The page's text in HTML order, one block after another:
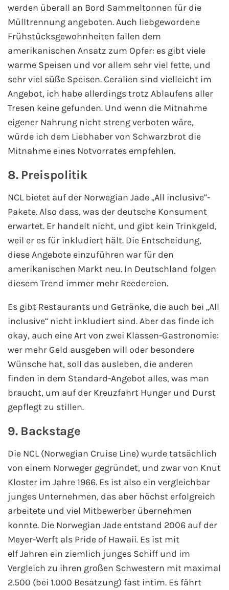
werden überall an Bord Sammeltonnen für die
Mülltrennung angeboten. Auch liebgewordene
Frühstücksgewohnheiten fallen dem
amerikanischen Ansatz zum Opfer: es gibt viele
warme Speisen und vor allem sehr viel fette, und
sehr viel süße Speisen. Ceralien sind vielleicht im
Angebot, ich habe allerdings trotz Ablaufens aller
Tresen keine gefunden. Und wenn die Mitnahme
eigener Nahrung nicht streng verboten wäre,
würde ich dem Liebhaber von Schwarzbrot die
Mitnahme eines Notvorrates empfehlen.
8. Preispolitik
NCL bietet auf der Norwegian Jade „All inclusive“-
Pakete. Also dass, was der deutsche Konsument
erwartet. Er handelt nicht, und gibt kein Trinkgeld,
weil er es für inkludiert hält. Die Entscheidung,
diese Angebote einzuführen war für den
amerikanischen Markt neu. In Deutschland folgen
diesem Trend immer mehr Reedereien.
Es gibt Restaurants und Getränke, die auch bei „All
inclusive“ nicht inkludiert sind. Aber das finde ich
okay, auch eine Art von zwei Klassen-Gastronomie:
wer mehr Geld ausgeben will oder besondere
Wünsche hat, soll das ausleben, die anderen
finden in dem Standard-Angebot alles, was man
braucht, um auf der Kreuzfahrt Hunger und Durst
gepflegt zu stillen.
9. Backstage
Die NCL (Norwegian Cruise Line) wurde tatsächlich
von einem Norweger gegründet, und zwar von Knut
Kloster im Jahre 1966. Es ist also ein vergleichbar
junges Unternehmen, das aber höchst erfolgreich
arbeitete und viel Mitbewerber übernehmen
konnte. Die Norwegian Jade entstand 2006 auf der
Meyer-Werft als Pride of Hawaii. Es ist mit
elf Jahren ein ziemlich junges Schiff und im
Vergleich zu ihren großen Schwestern mit maximal
2.500 (bei 1.000 Besatzung) fast intim. Es fährt